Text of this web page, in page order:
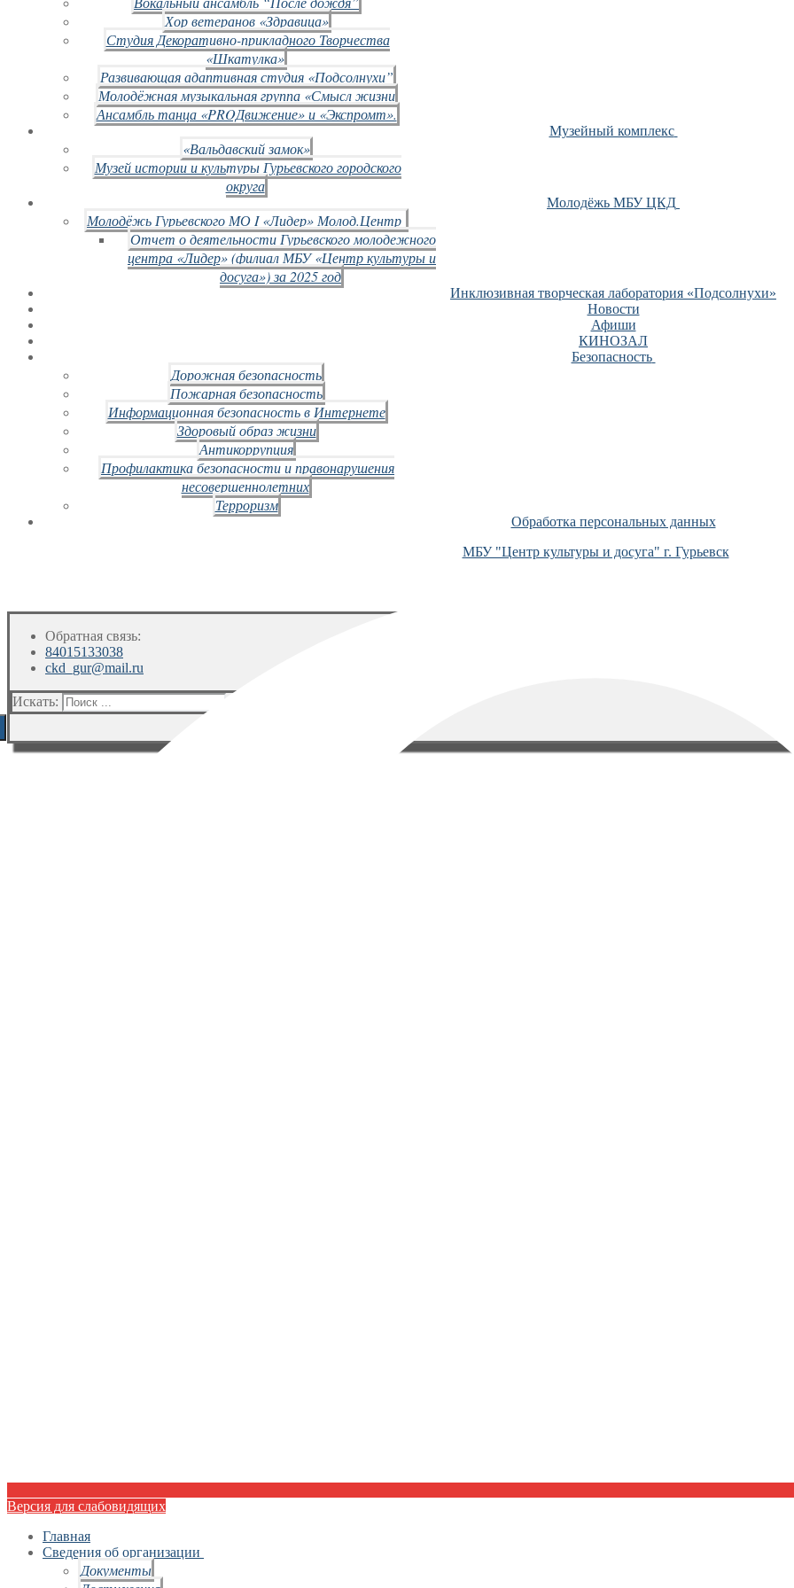
Хор ветеранов «Здравица»
Студия Декоративно-прикладного Творчества
«Шкатулка»
Развивающая адаптивная студия «Подсолнухи”
Молодёжная музыкальная группа «Смысл жизни
Ансамбль танца «PROДвижение» и «Экспромт».
Музейный комплекс
«Вальдавский замок»
Музей истории и культуры Гурьевского городского
округа
Молодёжь МБУ ЦКД
Молодёжь Гурьевского МО I «Лидер» Молод.Центр
Отчет о деятельности Гурьевского молодежного
центра «Лидер» (филиал МБУ «Центр культуры и
досуга») за 2025 год
Инклюзивная творческая лаборатория «Подсолнухи»
Новости
Афиши
КИНОЗАЛ
Безопасность
Дорожная безопасность
Пожарная безопасность
Информационная безопасность в Интернете
Здоровый образ жизни
Антикоррупция
Профилактика безопасности и правонарушения
несовершеннолетних
Терроризм
Обработка персональных данных
МБУ "Центр культуры и досуга" г. Гурьевск
Обратная связь:
84015133038
ckd_gur@mail.ru
Искать:
Версия для слабовидящих
Главная
Сведения об организации
Документы